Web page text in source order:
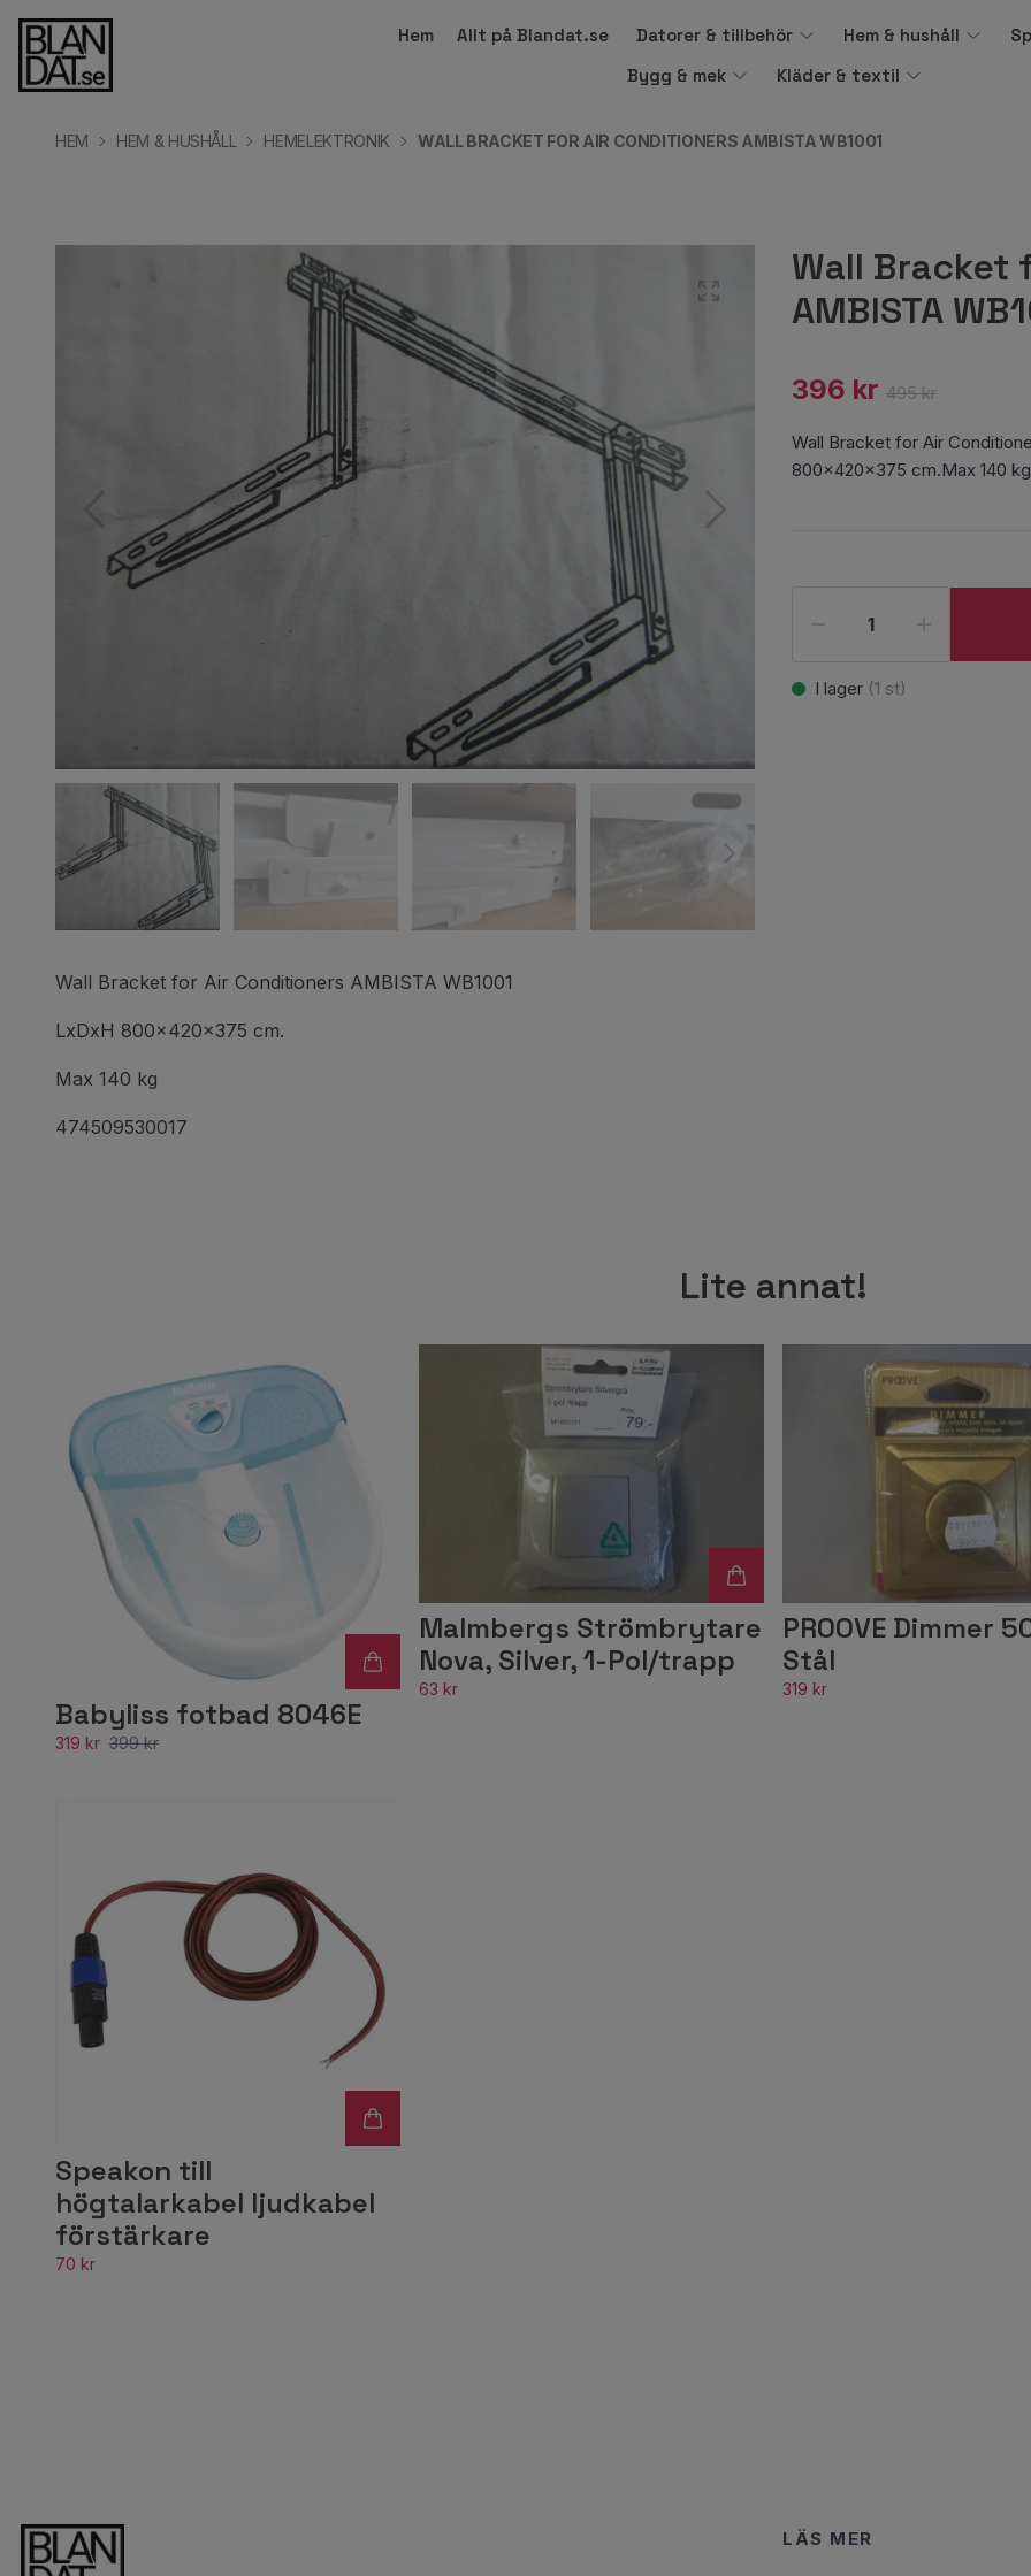
Hem Allt på Blandat.se Datorer & tillbehör Hem & hushåll
Bygg & mek
Kläder & textil
HEM HEM & HUSHÅLL HEMELEKTRONIK WALL BRACKET FOR AIR CONDITIONERS AMBISTA WB1001
Wall Bracket
AMBISTA
396 kr 495 kr
Wall Bracket for Air
800x420x375 cm.Max 140
I lager (1 st)
Wall Bracket for Air Conditioners AMBISTA WB1001
LxDxH 800x420x375 cm.
Max 140 kg
474509530017
Lite annat!
Babyliss fotbad 8046E
319 kr 399 kr
Malmbergs Strömbrytare
Nova, Silver, 1-Pol/trapp
63 kr
PROOVE Dimmer
Stål
319 kr
Speakon till
högtalarkabel ljudkabel
förstärkare
70 kr
LÄS MER